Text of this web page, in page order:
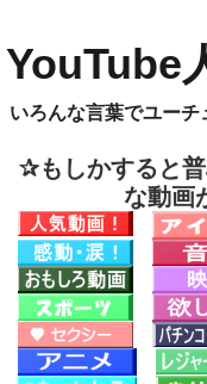
YouTube
いろんな言葉でユー
✰もしかすると
な動